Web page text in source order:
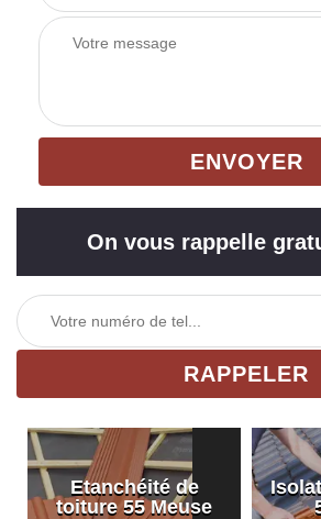
On vous rappelle
Etanchéité de
toiture 55 Meuse